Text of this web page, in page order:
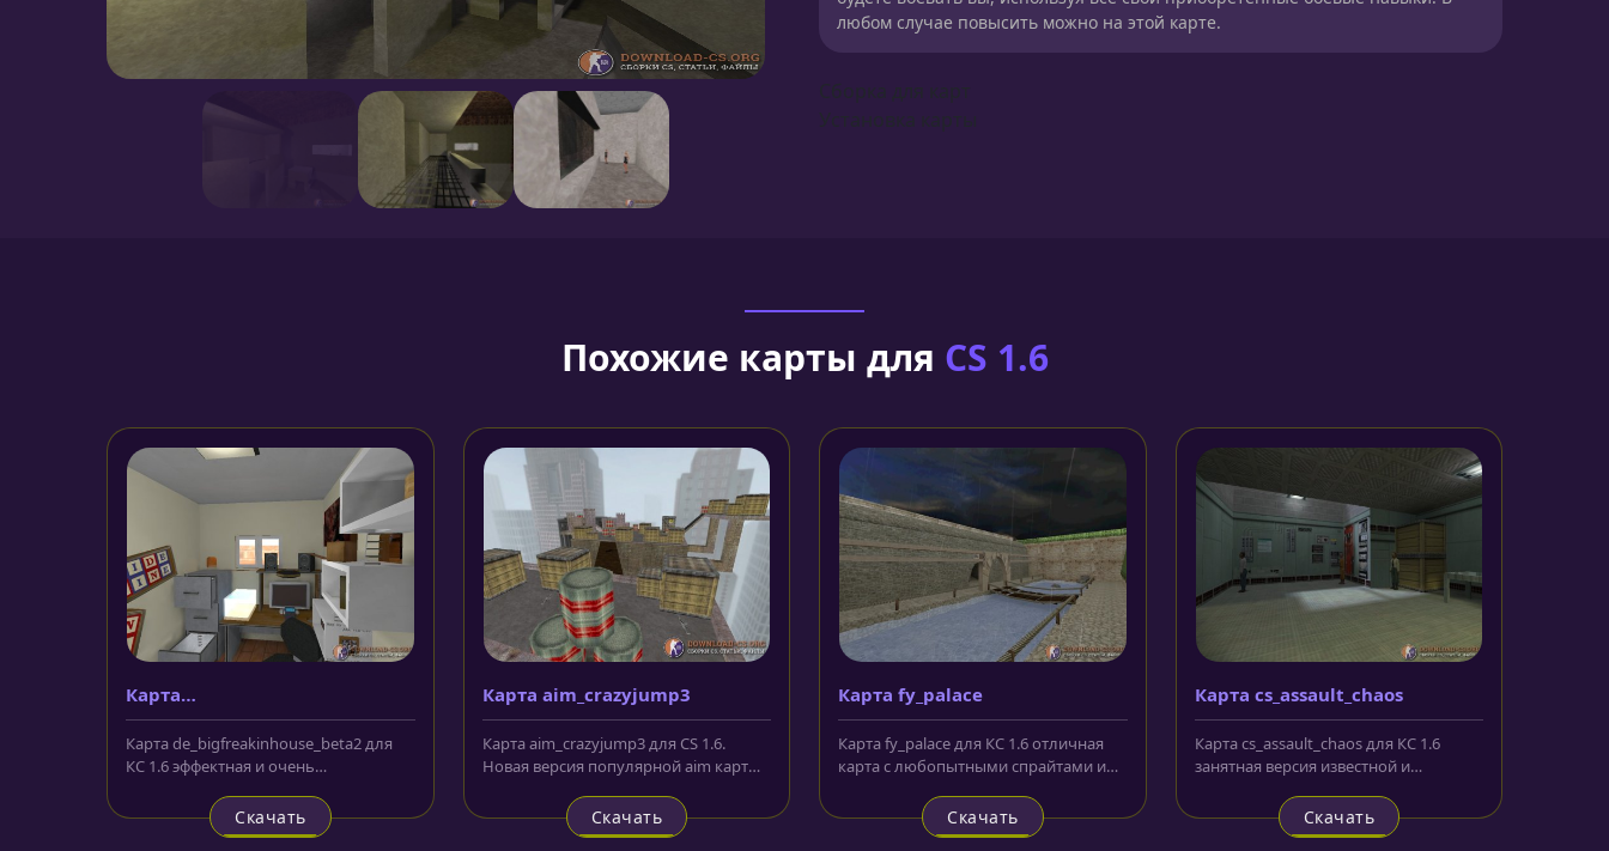
любом случае повысить можно на этой карте.
Похожие карты для CS 1.6
Карта
de_bigfreakinhouse_beta2
Карта de_bigfreakinhouse_beta2 для
КС 1.6 эффектная и очень
напоминающая...Скачать
Карта aim_crazyjump3
Карта aim_crazyjump3 для CS 1.6.
Новая версия популярной aim карты.
Скачать
Карта fy_palace
Карта fy_palace для КС 1.6 отличная
карта с любопытными спрайтами и
Скачать
Карта cs_assault_chaos
Карта cs_assault_chaos для КС 1.6
занятная версия известной и
Скачать